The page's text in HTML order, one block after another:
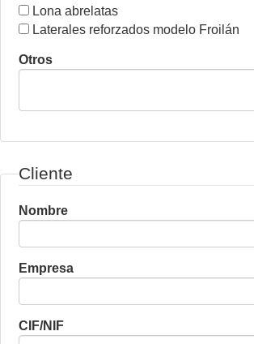
Lona abrelatas
Laterales reforzados modelo Froilán
Otros
Cliente
Nombre
Empresa
CIF/NIF